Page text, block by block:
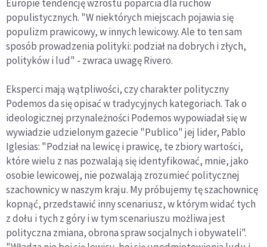
Europie tendencję wzrostu poparcia dla ruchów
populistycznych. "W niektórych miejscach pojawia się
populizm prawicowy, w innych lewicowy. Ale to ten sam
sposób prowadzenia polityki: podział na dobrych i złych,
polityków i lud" - zwraca uwagę Rivero.
Eksperci mają wątpliwości, czy charakter polityczny
Podemos da się opisać w tradycyjnych kategoriach. Tak o
ideologicznej przynależności Podemos wypowiadał się w
wywiadzie udzielonym gazecie "Publico" jej lider, Pablo
Iglesias: "Podział na lewicę i prawicę, te zbiory wartości,
które wielu z nas pozwalają się identyfikować, mnie, jako
osobie lewicowej, nie pozwalają zrozumieć politycznej
szachownicy w naszym kraju. My próbujemy tę szachownicę
kopnąć, przedstawić inny scenariusz, w którym widać tych
z dołu i tych z góry i w tym scenariuszu możliwa jest
polityczna zmiana, obrona spraw socjalnych i obywateli".